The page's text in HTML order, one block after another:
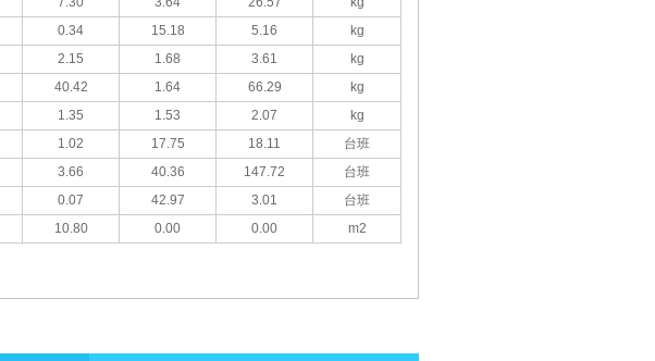
0.34 15.18 5.16
kg
2.15 1.68 3.61
kg
40.42 1.64 66.29
kg
1.35 1.53 2.07 kg
1.02 17.75 18.11
台班
3.66 40.36 147.72
台班
0.07 42.97 3.01
台班
10.80 0.00 0.00 m2